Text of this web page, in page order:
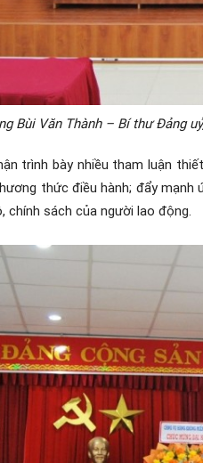
Bùi Văn Thành – Bí thư Đảng
trình bày nhiều tham luận
thức điều hành; đẩy
chính sách của người lao động.